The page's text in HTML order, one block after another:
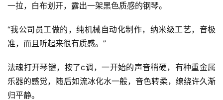
一拉，白布划开，露出一架黑色质感的钢琴。
“我公司员工做的，纯机械自动化制作，纳米级工艺，音极
准，而且听起来很有质感。”
法魂打开琴键，按了c调，一开始的声音稍硬，有种重金属
乐器的感觉，随后如流冰化水一般，音色转柔，缭绕许久渐
归平静。